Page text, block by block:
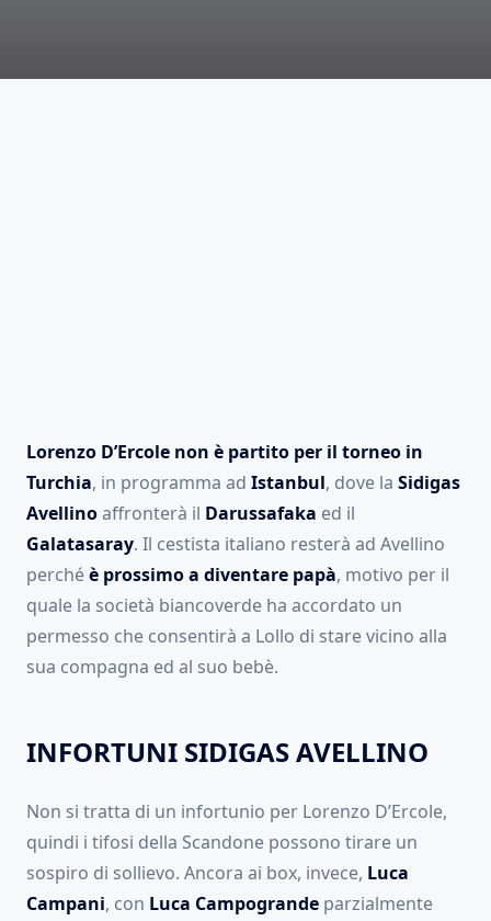
Lorenzo D’Ercole non è partito per il torneo in
Turchia, in programma ad Istanbul, dove la Sidigas
Avellinoaffronterà il Darussafaka ed il
Galatasaray. Il cestista italiano resterà ad Avellino
perchéè prossimo a diventare papà, motivo per il
quale la società biancoverde ha accordato un
permesso che consentirà a Lollo di stare vicino alla
sua compagna ed al suo bebè.
INFORTUNI SIDIGAS AVELLINO
Non si tratta di un infortunio per Lorenzo D’Ercole,
quindi i tifosi della Scandone possono tirare un
sospiro di sollievo. Ancora ai box, invece, Luca
Campani, con Luca Campogrande parzialmente